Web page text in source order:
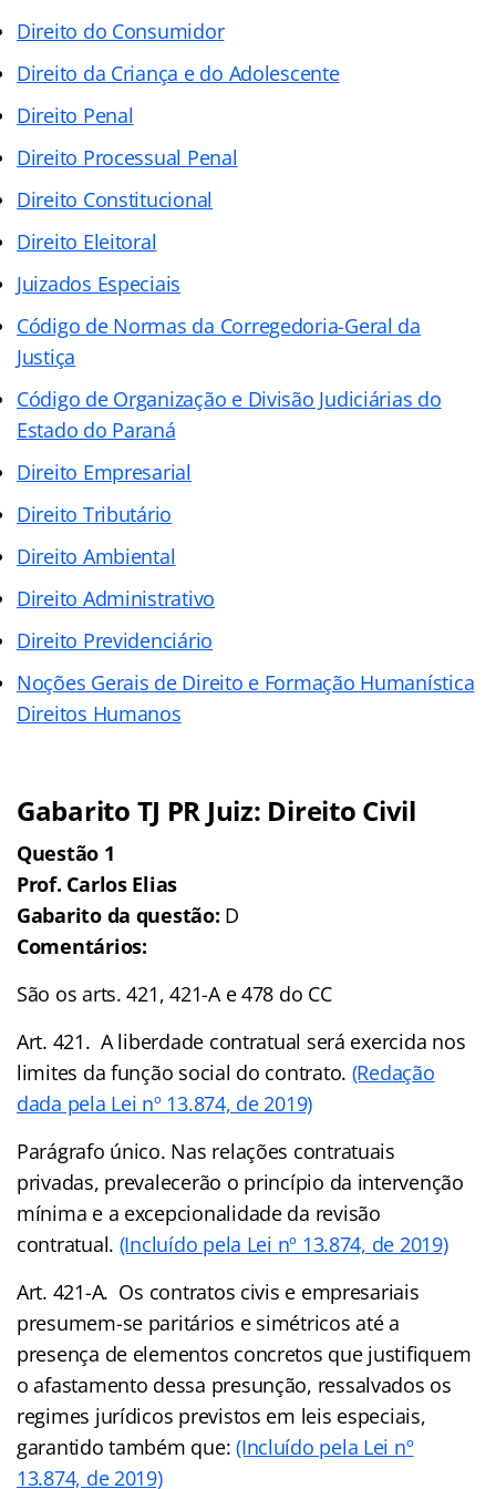
Direito do Consumidor
Direito da Criança e do Adolescente
Direito Penal
Direito Processual Penal
Direito Constitucional
Direito Eleitoral
Juizados Especiais
Código de Normas da Corregedoria-Geral da
Justiça
Código de Organização e Divisão Judiciárias do
Estado do Paraná
Direito Empresarial
Direito Tributário
Direito Ambiental
Direito Administrativo
Direito Previdenciário
Noções Gerais de Direito e Formação Humanística
Direitos Humanos
Gabarito TJ PR Juiz: Direito Civil
Questão 1
Prof. Carlos Elias
Gabarito da questão: D
Comentários:
São os arts. 421, 421-A e 478 do CC
Art. 421. A liberdade contratual será exercida nos
limites da função social do contrato. (Redação
dada pela Lei nº 13.874, de 2019)
Parágrafo único. Nas relações contratuais
privadas, prevalecerão o princípio da intervenção
mínima e a excepcionalidade da revisão
contratual. (Incluído pela Lei nº 13.874, de 2019)
Art. 421-A. Os contratos civis e empresariais
presumem-se paritários e simétricos até a
presença de elementos concretos que justifiquem
o afastamento dessa presunção, ressalvados os
regimes jurídicos previstos em leis especiais,
garantido também que:(Incluído pela Lei nº
13.874, de 2019)